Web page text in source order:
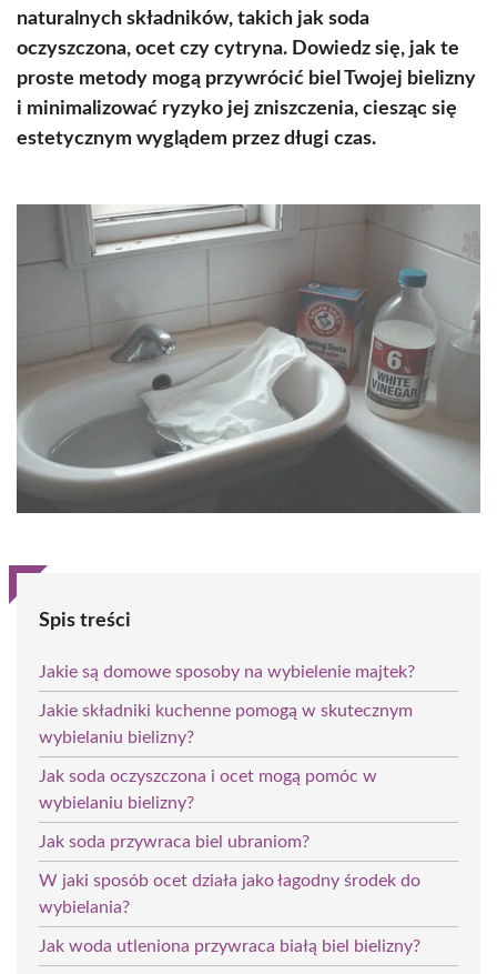
naturalnych składników, takich jak soda
oczyszczona, ocet czy cytryna. Dowiedz się, jak te
proste metody mogą przywrócić biel Twojej bielizny
i minimalizować ryzyko jej zniszczenia, ciesząc się
estetycznym wyglądem przez długi czas.
Spis treści
Jakie są domowe sposoby na wybielenie majtek?
Jakie składniki kuchenne pomogą w skutecznym
wybielaniu bielizny?
Jak soda oczyszczona i ocet mogą pomóc w
wybielaniu bielizny?
Jak soda przywraca biel ubraniom?
W jaki sposób ocet działa jako łagodny środek do
wybielania?
Jak woda utleniona przywraca białą biel bielizny?